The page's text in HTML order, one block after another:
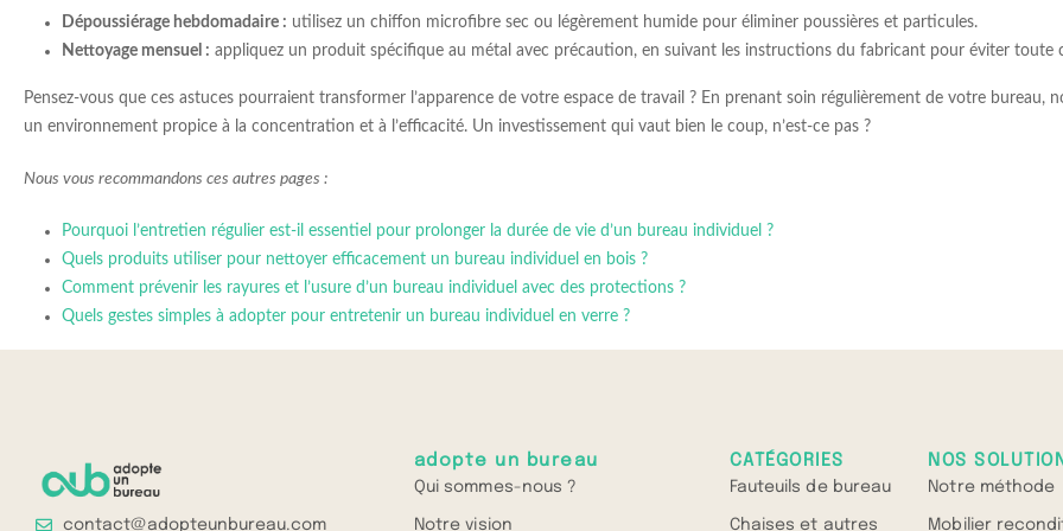
Dépoussiérage hebdomadaire : utilisez un chiffon microfibre sec ou légèrement humide pour éliminer poussières et particules.
Nettoyage mensuel : appliquez un produit spécifique au métal avec précaution, en suivant les instructions du fabricant pour éviter toute
Pensez-vous que ces astuces pourraient transformer l’apparence de votre espace de travail ? En prenant soin régulièrement de votre bureau,
un environnement propice à la concentration et à l’efficacité. Un investissement qui vaut bien le coup, n’est-ce pas ?
Nous vous recommandons ces autres pages :
Pourquoi l’entretien régulier est-il essentiel pour prolonger la durée de vie d’un bureau individuel ?
Quels produits utiliser pour nettoyer efficacement un bureau individuel en bois ?
Comment prévenir les rayures et l’usure d’un bureau individuel avec des protections ?
Quels gestes simples à adopter pour entretenir un bureau individuel en verre ?
contact@adopteunbureau.com
adopte un bureau
Qui sommes-nous ?
Notre vision
CATÉGORIES
Fauteuils de bureau
Chaises et autres
NOS
Notre méthode
Mobilier